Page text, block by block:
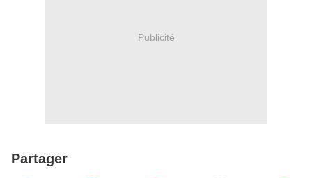
Publicité
Partager